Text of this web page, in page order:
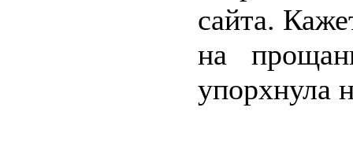
сайта.
на
упорхнула